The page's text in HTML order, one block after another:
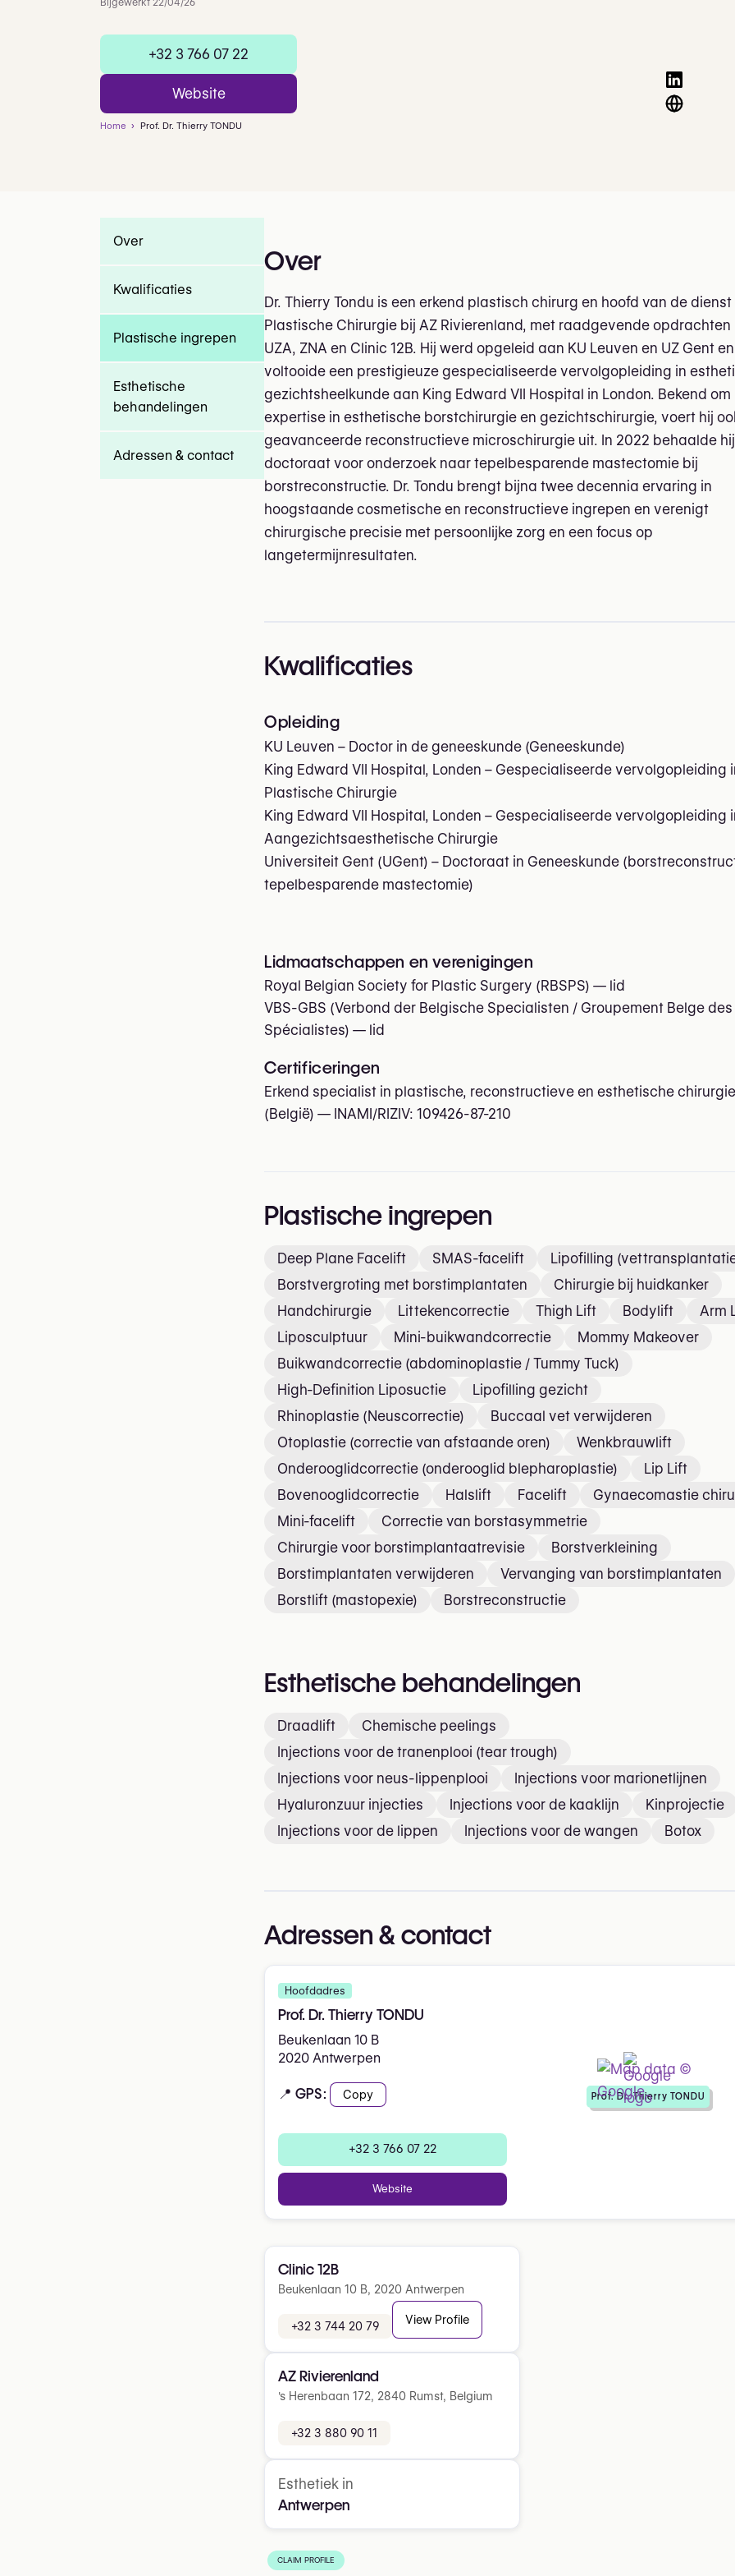
+32 3 766 07 22
Website
Home Prof. Dr. Thierry TONDU
Over
Kwalificaties
Plastische ingrepen
Esthetische
behandelingen
Adressen & contact
Over
Dr. Thierry Tondu is een erkend plastisch chirurg en hoofd van de dienst
Plastische Chirurgie bij AZ Rivierenland, met raadgevende opdrachten
UZA, ZNA en Clinic 12B. Hij werd opgeleid aan KU Leuven en UZ Gent en
voltooide een prestigieuze gespecialiseerde vervolgopleiding in
gezichtsheelkunde aan King Edward VII Hospital in London. Bekend om
expertise in esthetische borstchirurgie en gezichtschirurgie, voert hij
geavanceerde reconstructieve microschirurgie uit. In 2022 behaalde
doctoraat voor onderzoek naar tepelbesparende mastectomie bij
borstreconstructie. Dr. Tondu brengt bijna twee decennia ervaring in
hoogstaande cosmetische en reconstructieve ingrepen en verenigt
chirurgische precisie met persoonlijke zorg en een focus op
langetermijnresultaten.
Kwalificaties
Opleiding
KU Leuven – Doctor in de geneeskunde (Geneeskunde)
King Edward VII Hospital, Londen – Gespecialiseerde vervolgopleiding
Plastische Chirurgie
King Edward VII Hospital, Londen – Gespecialiseerde vervolgopleiding
Aangezichtsaesthetische Chirurgie
Universiteit Gent (UGent) – Doctoraat in Geneeskunde
tepelbesparende mastectomie)
Lidmaatschappen en verenigingen
Royal Belgian Society for Plastic Surgery (RBSPS) — lid
VBS-GBS (Verbond der Belgische Specialisten / Groupement Belge des
Spécialistes) — lid
Certificeringen
Erkend specialist in plastische, reconstructieve en esthetische chirurgie
(België) — INAMI/RIZIV: 109426-87-210
Plastische ingrepen
Deep Plane Facelift SMAS-facelift
Lipofilling
Borstvergroting met borstimplantaten
Chirurgie bij huidkanker
Handchirurgie
Littekencorrectie Thigh Lift Bodylift
Arm
Liposculptuur
Mini-buikwandcorrectie
Mommy Makeover
Buikwandcorrectie (abdominoplastie / Tummy Tuck)
High-Definition Liposuctie
Lipofilling gezicht
Rhinoplastie (Neuscorrectie)
Buccaal vet verwijderen
Otoplastie (correctie van afstaande oren)
Wenkbrauwlift
Onderooglidcorrectie (onderooglid blepharoplastie)
Lip Lift
Bovenooglidcorrectie
Halslift Facelift
Gynaecomastie
Mini-facelift
Correctie van borstasymmetrie
Chirurgie voor borstimplantaatrevisie
Borstverkleining
Borstimplantaten verwijderen
Vervanging van borstimplantaten
Borstlift (mastopexie)
Borstreconstructie
Esthetische behandelingen
Draadlift
Chemische peelings
Injections voor de tranenplooi (tear trough)
Injections voor neus-lippenplooi
Injections voor marionetlijnen
Hyaluronzuur injecties
Injections voor de kaaklijn
Kinprojectie
Injections voor de lippen
Injections voor de wangen Botox
Adressen & contact
Hoofdadres
Prof. Dr. Thierry TONDU
Beukenlaan 10 B
2020 Antwerpen
📍 GPS: Copy
+32 3 766 07 22
Website
Prof. Dr. Thierry TONDU
Clinic 12B
Beukenlaan 10 B, 2020 Antwerpen
+32 3 744 20 79 View Profile
AZ Rivierenland
's Herenbaan 172, 2840 Rumst, Belgium
+32 3 880 90 11
Esthetiek in
Antwerpen
CLAIM PROFILE